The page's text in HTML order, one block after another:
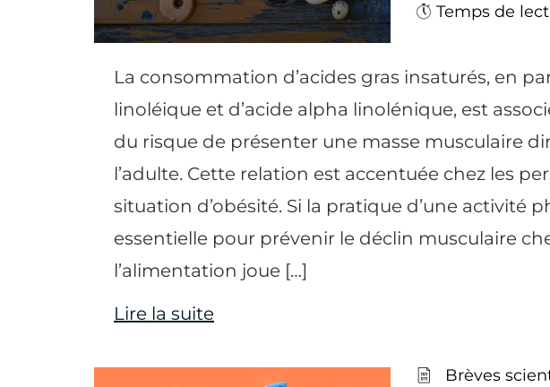
Temps de
La consommation d’acides gras insaturés, en
linoléique et d’acide alpha linolénique, est
du risque de présenter une masse musculaire
l’adulte. Cette relation est accentuée chez les
situation d’obésité. Si la pratique d’une activité
essentielle pour prévenir le déclin musculaire
l’alimentation joue […]
Lire la suite
Brèves